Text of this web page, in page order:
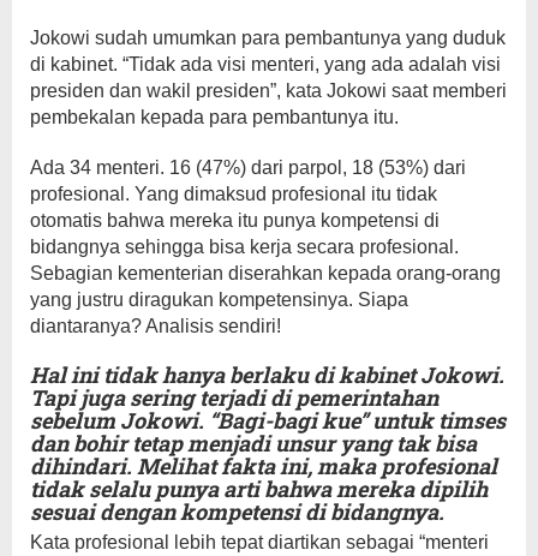
Jokowi sudah umumkan para pembantunya yang duduk
di kabinet. “Tidak ada visi menteri, yang ada adalah visi
presiden dan wakil presiden”, kata Jokowi saat memberi
pembekalan kepada para pembantunya itu.
Ada 34 menteri. 16 (47%) dari parpol, 18 (53%) dari
profesional. Yang dimaksud profesional itu tidak
otomatis bahwa mereka itu punya kompetensi di
bidangnya sehingga bisa kerja secara profesional.
Sebagian kementerian diserahkan kepada orang-orang
yang justru diragukan kompetensinya. Siapa
diantaranya? Analisis sendiri!
Hal ini tidak hanya berlaku di kabinet Jokowi.
Tapi juga sering terjadi di pemerintahan
sebelum Jokowi. “Bagi-bagi kue” untuk timses
dan bohir tetap menjadi unsur yang tak bisa
dihindari. Melihat fakta ini, maka profesional
tidak selalu punya arti bahwa mereka dipilih
sesuai dengan kompetensi di bidangnya.
Kata profesional lebih tepat diartikan sebagai “menteri